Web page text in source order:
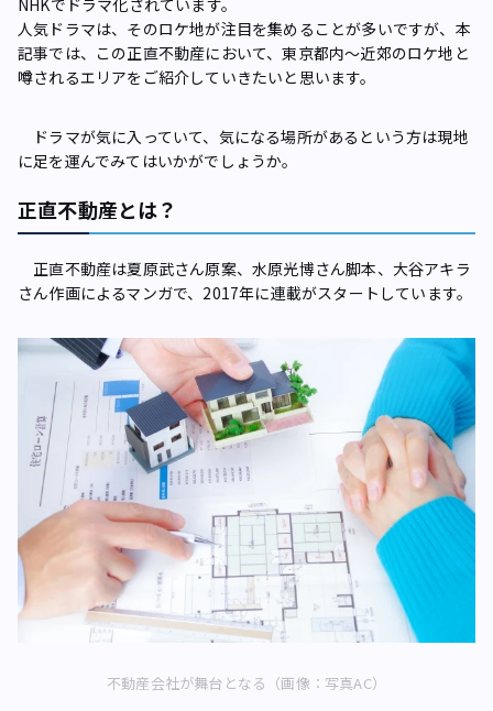
NHKでドラマ化されています。
人気ドラマは、そのロケ地が注目を集めることが多いですが、本
記事では、この正直不動産において、東京都内～近郊のロケ地と
噂されるエリアをご紹介していきたいと思います。
ドラマが気に入っていて、気になる場所があるという方は現地
に足を運んでみてはいかがでしょうか。
正直不動産とは？
正直不動産は夏原武さん原案、水原光博さん脚本、大谷アキラ
さん作画によるマンガで、2017年に連載がスタートしています。
不動産会社が舞台となる（画像：写真AC）